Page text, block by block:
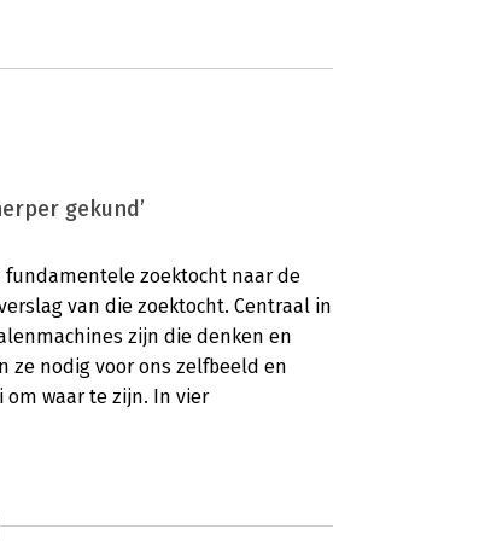
gekund’
fundamentele zoektocht naar de
van die zoektocht. Centraal in
zijn die denken en
ze nodig voor ons zelfbeeld en
waar te zijn. In vier